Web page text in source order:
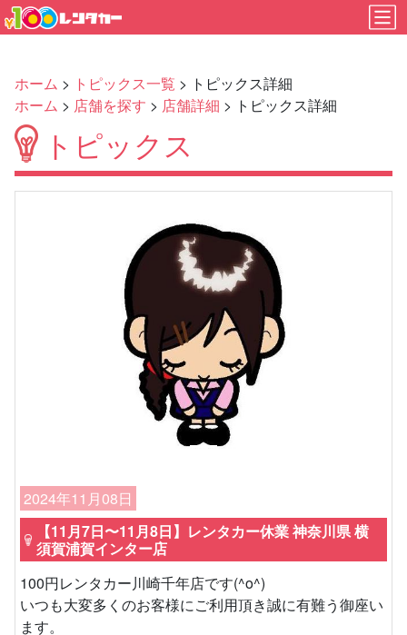
ホーム > トピックス一覧 > トピックス詳細
ホーム > 店舗を探す > 店舗詳細 > トピックス詳細
トピックス
2024年11月08日
【11月7日〜11月8日】レンタカー休業 神奈川県 横
須賀浦賀インター店
100円レンタカー川崎千年店です(^o^)
いつも大変多くのお客様にご利用頂き誠に有難う御座い
ます。